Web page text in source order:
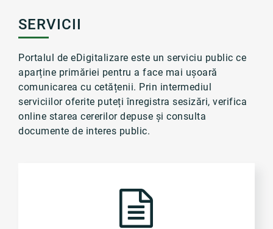
SERVICII
Portalul de eDigitalizare este un serviciu public ce
aparține primăriei pentru a face mai ușoară
comunicarea cu cetățenii. Prin intermediul
serviciilor oferite puteți înregistra sesizări, verifica
online starea cererilor depuse și consulta
documente de interes public.